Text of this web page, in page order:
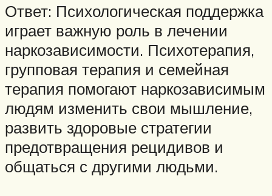
Ответ: Психологическая поддержка
играет важную роль в лечении
наркозависимости. Психотерапия,
групповая терапия и семейная
терапия помогают наркозависимым
людям изменить свои мышление,
развить здоровые стратегии
предотвращения рецидивов и
общаться с другими людьми.